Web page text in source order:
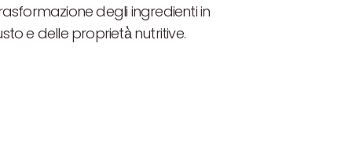
degli ingredienti in
e delle proprietà̀ nutritive.